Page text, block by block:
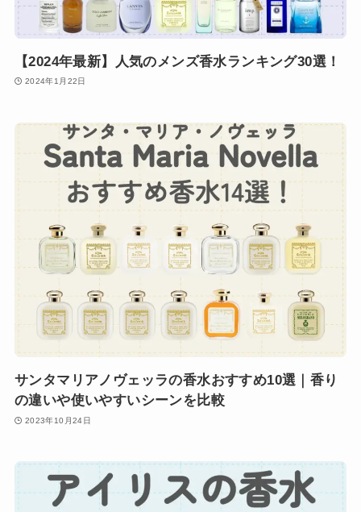
【2024年最新】人気のメンズ香水ランキング30選！
2024年1月22日
サンタマリアノヴェッラの香水おすすめ10選｜香り
の違いや使いやすいシーンを比較
2023年10月24日